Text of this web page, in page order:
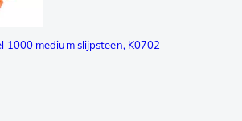
1000 medium slijpsteen, K0702